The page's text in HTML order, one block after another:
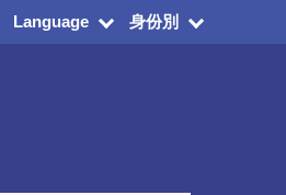
Language 身份別